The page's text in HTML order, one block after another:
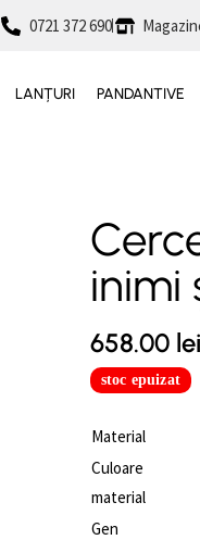
0721 372 690
LANȚURI PANDANTIVE
inimi
658.00 lei
stoc epuizat
Material
Culoare
material
Gen